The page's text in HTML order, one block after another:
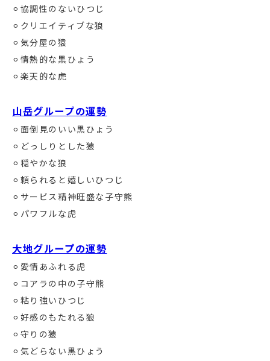
⚪︎協調性のないひつじ
⚪︎クリエイティブな狼
⚪︎気分屋の猿
⚪︎情熱的な黒ひょう
⚪︎楽天的な虎
山岳グループの運勢
⚪︎面倒見のいい黒ひょう
⚪︎どっしりとした猿
⚪︎穏やかな狼
⚪︎頼られると嬉しいひつじ
⚪︎サービス精神旺盛な子守熊
⚪︎パワフルな虎
大地グループの運勢
⚪︎愛情あふれる虎
⚪︎コアラの中の子守熊
⚪︎粘り強いひつじ
⚪︎好感のもたれる狼
⚪︎守りの猿
⚪︎気どらない黒ひょう